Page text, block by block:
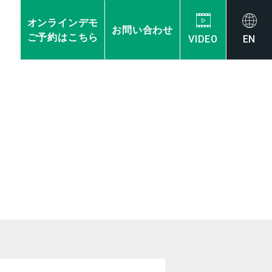
VIDEO EN
オンラインデモ
ご予約はこちら
お問い合わせ